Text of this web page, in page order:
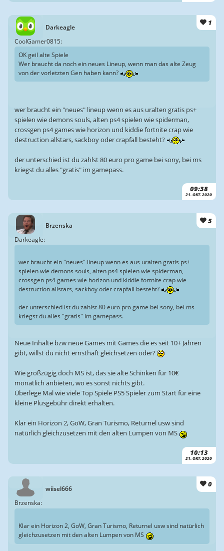
Darkeagle
1
09:38
21. OKT. 2020
CoolGamer0815:
OK geil alte Spiele
Wer braucht da noch ein neues Lineup, wenn man das alte Zeug
von der vorletzten Gen haben kann?
wer braucht ein "neues" lineup wenn es aus uralten gratis ps+
spielen wie demons souls, alten ps4 spielen wie spiderman,
crossgen ps4 games wie horizon und kiddie fortnite crap wie
destruction allstars, sackboy oder crapfall besteht?
der unterschied ist du zahlst 80 euro pro game bei sony, bei ms
kriegst du alles "gratis" im gamepass.
Brzenska
5
10:13
21. OKT. 2020
Darkeagle:
wer braucht ein "neues" lineup wenn es aus uralten gratis ps+
spielen wie demons souls, alten ps4 spielen wie spiderman,
crossgen ps4 games wie horizon und kiddie fortnite crap wie
destruction allstars, sackboy oder crapfall besteht?
der unterschied ist du zahlst 80 euro pro game bei sony, bei ms
kriegst du alles "gratis" im gamepass.
Neue Inhalte bzw neue Games mit Games die es seit 10+ Jahren
gibt, willst du nicht ernsthaft gleichsetzen oder?
Wie großzügig doch MS ist, das sie alte Schinken für 10€
monatlich anbieten, wo es sonst nichts gibt.
Überlege Mal wie viele Top Spiele PS5 Spieler zum Start für eine
kleine Plusgebühr direkt erhalten.
Klar ein Horizon 2, GoW, Gran Turismo, Returnel usw sind
natürlich gleichzusetzen mit den alten Lumpen von MS
wiisel666 0
Brzenska:
Klar ein Horizon 2, GoW, Gran Turismo, Returnel usw sind natürlich
gleichzusetzen mit den alten Lumpen von MS